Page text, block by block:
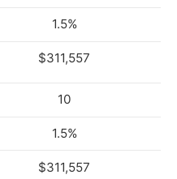
1.5%
$311,557
10
1.5%
$311,557